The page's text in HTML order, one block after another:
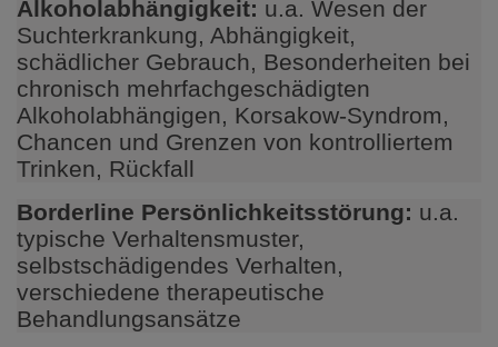
Alkoholabhängigkeit: u.a. Wesen der
Suchterkrankung, Abhängigkeit,
schädlicher Gebrauch, Besonderheiten bei
chronisch mehrfachgeschädigten
Alkoholabhängigen, Korsakow-Syndrom,
Chancen und Grenzen von kontrolliertem
Trinken, Rückfall
Borderline Persönlichkeitsstörung: u.a.
typische Verhaltensmuster,
selbstschädigendes Verhalten,
verschiedene therapeutische
Behandlungsansätze